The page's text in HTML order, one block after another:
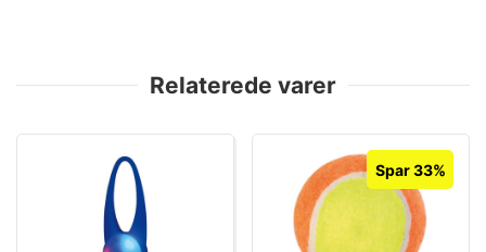
Relaterede varer
Spar 33%